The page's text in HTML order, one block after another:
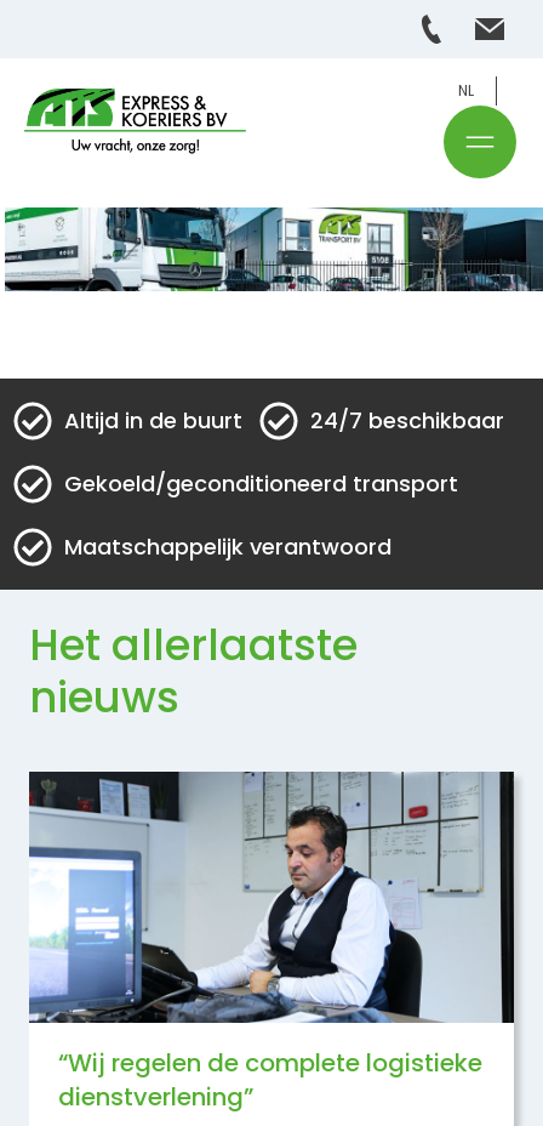
NL
Altijd in de buurt 24/7 beschikbaar
Gekoeld/geconditioneerd transport
Maatschappelijk verantwoord
Het allerlaatste
nieuws
“Wij regelen de complete logistieke
dienstverlening”